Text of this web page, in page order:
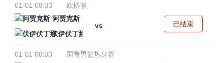
01-01 08:33
欧协联
阿贾克斯
vs
伏伊伏丁那
已结束
01-01 08:33
国青男篮热身赛